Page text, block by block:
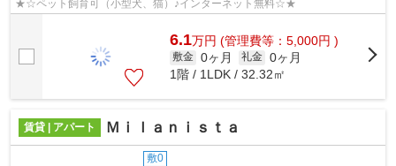
★☆ペット飼育可（小型犬、猫）♪インターネット無料☆★
6.1万円 (管理費等：5,000円 )
敷金 0ヶ月 礼金 0ヶ月
1階 / 1LDK / 32.32㎡
賃貸 | アパート Ｍｉｌａｎｉｓｔａ
敷0